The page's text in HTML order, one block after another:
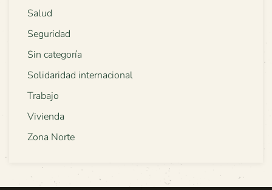
Salud
Seguridad
Sin categoría
Solidaridad internacional
Trabajo
Vivienda
Zona Norte